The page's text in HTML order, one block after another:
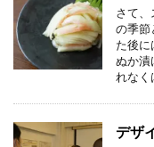
さて、
の季節
た後に
ぬか漬
れな
デザ